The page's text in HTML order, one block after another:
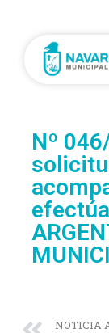
Nº
NOTICIA